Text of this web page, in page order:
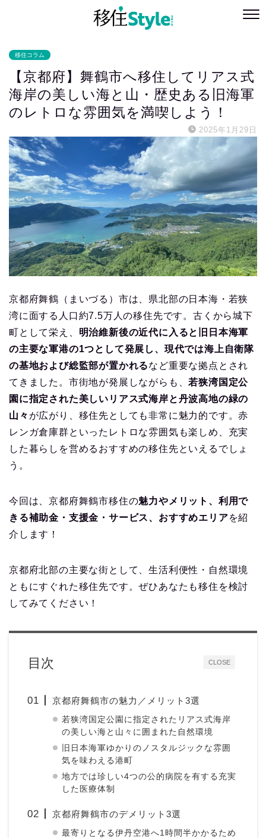
移住コラム
【京都府】舞鶴市へ移住してリアス式
海岸の美しい海と山・歴史ある旧海軍
のレトロな雰囲気を満喫しよう！
2025年1月29日
京都府舞鶴（まいづる）市は、県北部の日本海・若狭
湾に面する人口約7.5万人の移住先です。古くから城下
町として栄え、 明治維新後の近代に入ると旧日本海軍
の主要な軍港の1つとして発展し、現代では海上自衛隊
の基地および総監部が置かれるなど重要な拠点とされ
てきました。市街地が発展しながらも、若狭湾国定公
園に指定された美しいリアス式海岸と丹波高地の緑の
山々 が広がり、移住先としても非常に魅力的です。赤
レンガ倉庫群といったレトロな雰囲気も楽しめ、充実
した暮らしを営めるおすすめの移住先といえるでしょ
う。
今回は、京都府舞鶴市移住の魅力やメリット、利用で
きる補助金・支援金・サービス、おすすめエリアを紹
介します！
京都府北部の主要な街として、生活利便性・自然環境
ともにすぐれた移住先です。ぜひあなたも移住を検討
してみてください！
CLOSE
目次
京都府舞鶴市の魅力／メリット3選
若狭湾国定公園に指定されたリアス式海岸
の美しい海と山々に囲まれた自然環境
旧日本海軍ゆかりのノスタルジックな雰囲
気を味わえる港町
地方では珍しい4つの公的病院を有する充実
した医療体制
京都府舞鶴市のデメリット3選
最寄りとなる伊丹空港へ1時間半かかるため